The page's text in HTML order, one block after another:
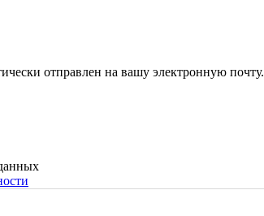
отправлен на вашу электронную почту.